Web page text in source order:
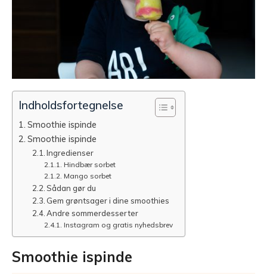
Indholdsfortegnelse
Smoothie ispinde
Smoothie ispinde
Ingredienser
Hindbær sorbet
Mango sorbet
Sådan gør du
Gem grøntsager i dine smoothies
Andre sommerdesserter
Instagram og gratis nyhedsbrev
Smoothie ispinde